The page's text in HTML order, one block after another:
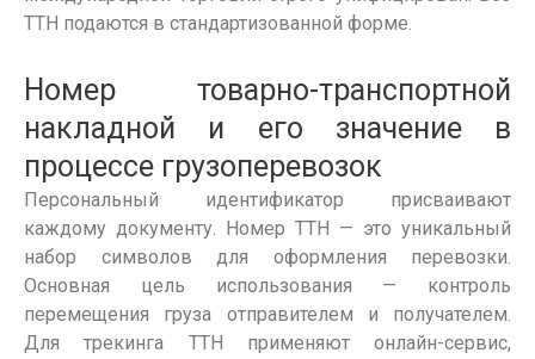
ТТН подаются в стандартизованной форме.
Номер товарно-транспортной
накладной и его значение в
процессе грузоперевозок
Персональный идентификатор присваивают
каждому документу.
Номер ТТН — это уникальный
набор символов для оформления перевозки.
Основная цель использования — контроль
перемещения груза отправителем и получателем.
Для трекинга ТТН применяют онлайн-сервис,